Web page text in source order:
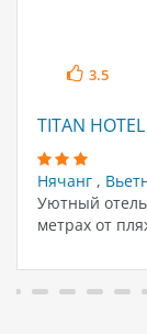
3.5
TITAN
Нячанг ,
Уютный
метрах от